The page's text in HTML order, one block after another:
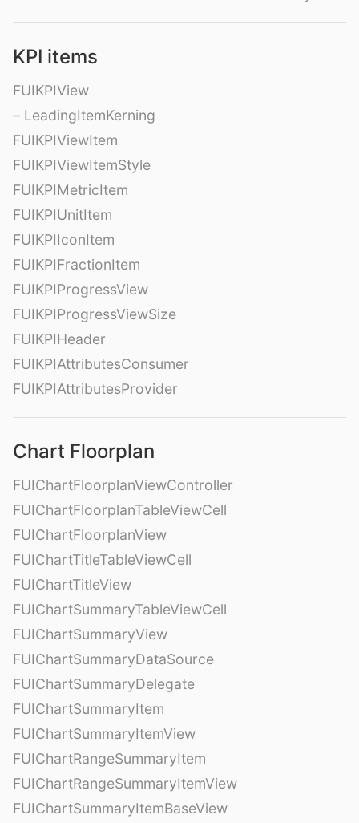
KPI items
FUIKPIView
– LeadingItemKerning
FUIKPIViewItem
FUIKPIViewItemStyle
FUIKPIMetricItem
FUIKPIUnitItem
FUIKPIIconItem
FUIKPIFractionItem
FUIKPIProgressView
FUIKPIProgressViewSize
FUIKPIHeader
FUIKPIAttributesConsumer
FUIKPIAttributesProvider
Chart Floorplan
FUIChartFloorplanViewController
FUIChartFloorplanTableViewCell
FUIChartFloorplanView
FUIChartTitleTableViewCell
FUIChartTitleView
FUIChartSummaryTableViewCell
FUIChartSummaryView
FUIChartSummaryDataSource
FUIChartSummaryDelegate
FUIChartSummaryItem
FUIChartSummaryItemView
FUIChartRangeSummaryItem
FUIChartRangeSummaryItemView
FUIChartSummaryItemBaseView